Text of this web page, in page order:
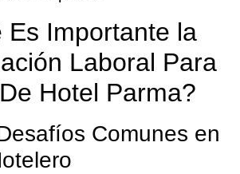
Es Importante la
Laboral Para
Hotel Parma?
Comunes en